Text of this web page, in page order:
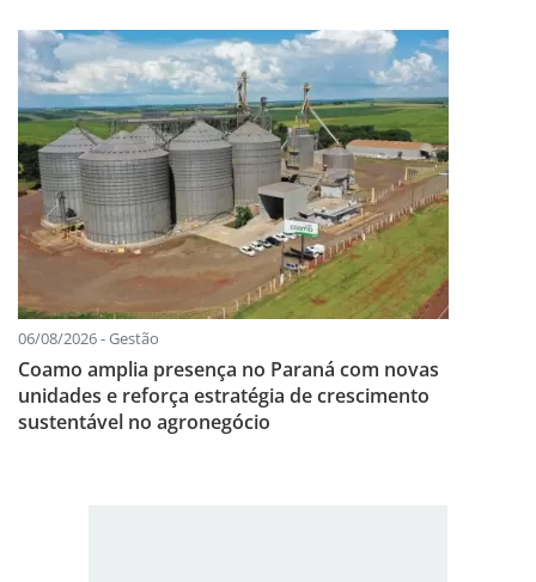
06/08/2026 - Gestão
Coamo amplia presença no Paraná com novas
unidades e reforça estratégia de crescimento
sustentável no agronegócio